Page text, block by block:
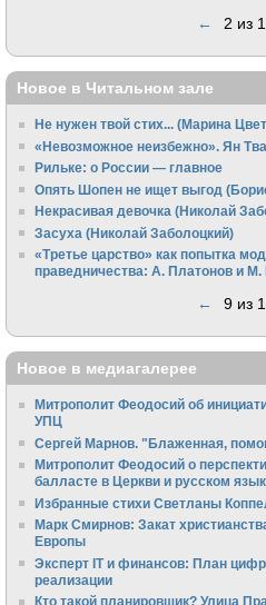
← 2 из
Новое в Читальном зале
Не нужен твой стих... (Марина
«Невозможное неизбежно». Ян
Рильке: о России — главное
Опять Шопен не ищет выгод
Некрасивая девочка (Николай
Засуха (Николай Заболоцкий)
«Третье царство» как попытка
праведничества: А. Платонов и М.
← 9 из
Новое в медиагалерее
Митрополит Феодосий об
УПЦ
Сергей Марнов. "Блаженная,
Митрополит Феодосий о
балласте в Церкви и русском
Избранные стихи Светланы
Марк Смирнов: Закат
Европы
Эксперт IT и финансов: План
реализации
Кто такой планировщик? Улица